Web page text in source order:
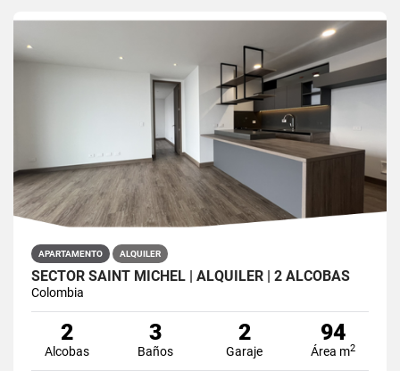
APARTAMENTO ALQUILER
SECTOR SAINT MICHEL | ALQUILER | 2 ALCOBAS
Colombia
2
Alcobas
3
Baños
2
Garaje
94
Área m2